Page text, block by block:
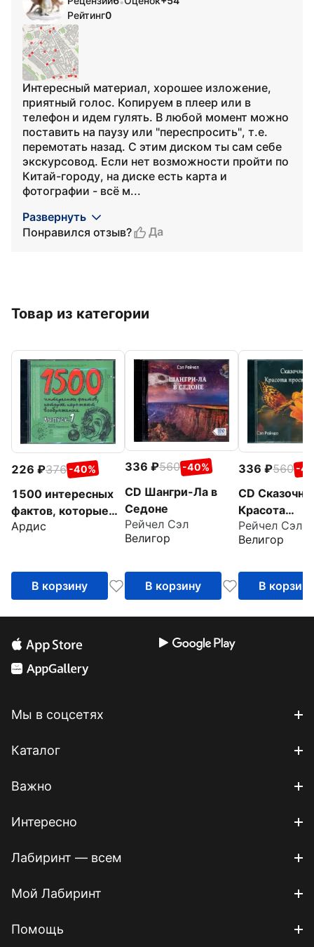
Рейтинг0
Интересный материал, хорошее изложение,
приятный голос. Копируем в плеер или в
телефон и идем гулять. В любой момент можно
поставить на паузу или "переспросить", т.е.
перемотать назад. С этим диском ты сам себе
экскурсовод. Если нет возможности пройти по
Китай-городу, на диске есть карта и
фотографии - всё м...
Развернуть
Понравился отзыв?
Да
Товар из категории
226 376 -40%
1500 интересных
фактов, которые
поражают
Ардис
В корзину
336 560 -40%
CD Шангри-Ла в
Седоне
Рейчел Сэл
Велигор
В корзину
336 560 -
CD
Красота
Рейчел Сэл
Велигор
В корзину
Мы в соцсетях
Каталог
Важно
Интересно
Лабиринт — всем
Мой Лабиринт
Помощь